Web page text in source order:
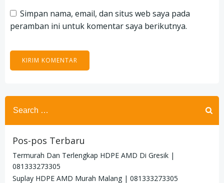
Simpan nama, email, dan situs web saya pada
peramban ini untuk komentar saya berikutnya.
Search
for:
Pos-pos Terbaru
Termurah Dan Terlengkap HDPE AMD Di Gresik |
081333273305
Suplay HDPE AMD Murah Malang | 081333273305